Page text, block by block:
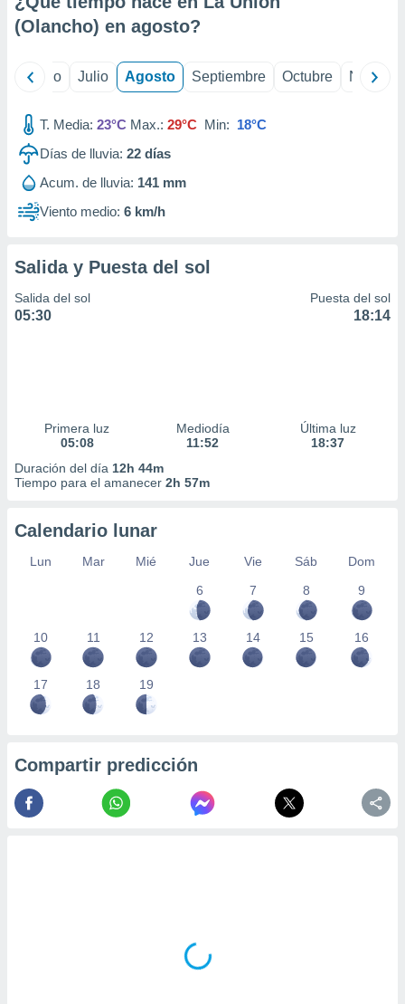
e
publicidad
publicidad
de
(Olancho) en agosto?
Junio Julio Agosto Septiembre Octubre
T. Media: 23°C Max.: 29°C Min: 18°C
Días de lluvia: 22 días
Acum. de lluvia: 141 mm
Viento medio: 6 km/h
Salida y Puesta del sol
Salida del sol
05:30
Puesta del sol
18:14
Primera luz
05:08
Mediodía
11:52
Última luz
18:37
Duración del día 12h 44m
Tiempo para el amanecer 2h 57m
Calendario lunar
Lun Mar Mié Jue Vie Sáb
Dom
6
7 8 9
10 11 12 13 14 15 16
17 18 19
Compartir predicción